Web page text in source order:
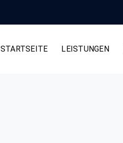
STARTSEITE LEISTUNGEN